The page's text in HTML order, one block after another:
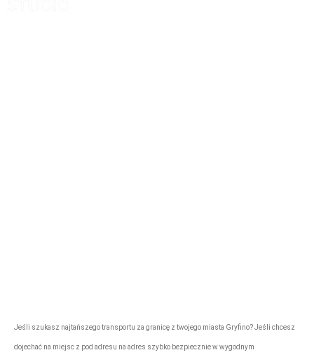
Jeśli szukasz najtańszego transportu za granicę z twojego miasta Gryfino? Jeśli chcesz
dojechać na miejsc z pod adresu na adres szybko bezpiecznie w wygodnym